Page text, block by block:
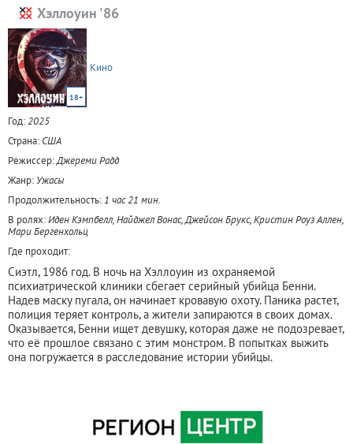
Хэллоуин '86
18+
Кино
Год:2025
Страна: США
Режиссер:Джереми Радд
Жанр: Ужасы
Продолжительность: 1 час 21 мин.
В ролях:Иден Кэмпбелл, Найджел Вонас, Джейсон Брукс, Кристин Роуз Аллен,
Мари Бергенхольц
Где проходит:
Сиэтл, 1986 год. В ночь на Хэллоуин из охраняемой
психиатрической клиники сбегает серийный убийца Бенни.
Надев маску пугала, он начинает кровавую охоту. Паника растет,
полиция теряет контроль, а жители запираются в своих домах.
Оказывается, Бенни ищет девушку, которая даже не подозревает,
что её прошлое связано с этим монстром. В попытках выжить
она погружается в расследование истории убийцы.